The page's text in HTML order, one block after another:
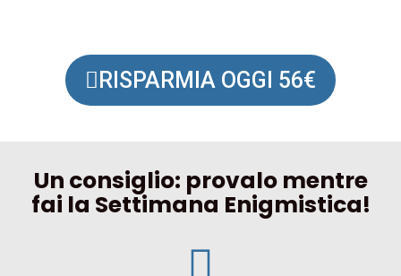
RISPARMIA OGGI 56€
Un consiglio: provalo mentre
fai la Settimana Enigmistica!